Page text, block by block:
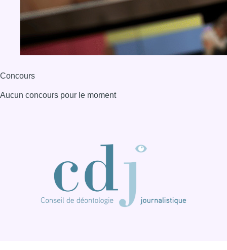
Concours
Aucun concours pour le moment